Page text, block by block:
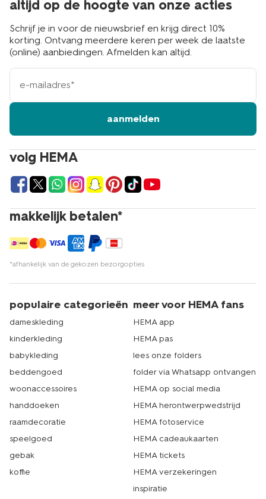
volg HEMA
makkelijk betalen*
*afhankelijk van de gekozen bezorgopties
altijd op de hoogte van onze acties
Schrijf je in voor de nieuwsbrief en krijg direct 10%
korting. Ontvang meerdere keren per week de laatste
(online) aanbiedingen. Afmelden kan altijd.
e-
mailadres
aanmelden
populaire categorieën
dameskleding
kinderkleding
babykleding
beddengoed
woonaccessoires
handdoeken
raamdecoratie
speelgoed
gebak
koffie
meer voor HEMA fans
HEMA app
HEMA pas
lees onze folders
folder via Whatsapp ontvangen
HEMA op social media
HEMA herontwerpwedstrijd
HEMA fotoservice
HEMA cadeaukaarten
HEMA tickets
HEMA verzekeringen
inspiratie